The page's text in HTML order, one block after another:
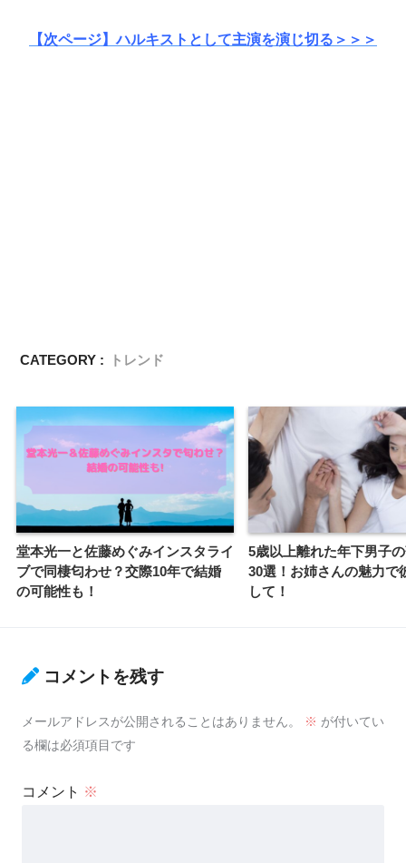
【次ページ】ハルキストとして主演を演じ切る＞＞＞
CATEGORY : トレンド
堂本光一と佐藤めぐみインスタライ
ブで同棲匂わせ？交際10年で結婚
の可能性も！
5歳以上離れた年下男子
30選！お姉さんの魅力で
して！
コメントを残す
メールアドレスが公開されることはありません。 ※ が付いてい
る欄は必須項目です
コメント ※